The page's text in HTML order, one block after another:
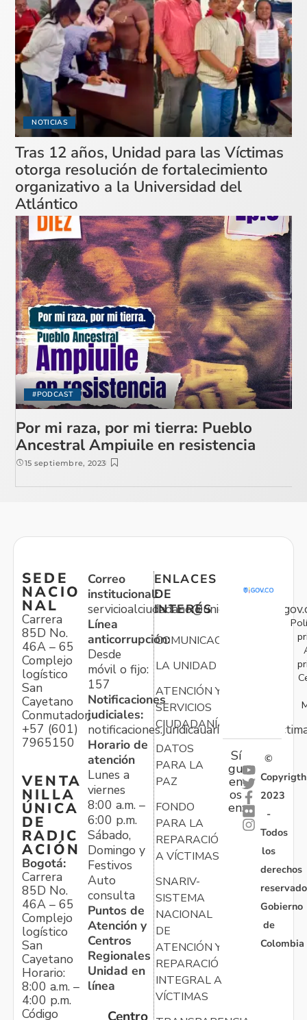
NOTICIAS
Tras 12 años, Unidad para las Víctimas
otorga resolución de fortalecimiento
organizativo a la Universidad del
Atlántico
#PODCAST
Por mi raza, por mi tierra: Pueblo
Ancestral Ampiuile en resistencia
15 septiembre, 2023
SEDE
NACIO
NAL
Carrera
85D No.
46A – 65
Complejo
logístico
San
Cayetano
Conmutador:
+57 (601)
7965150
VENTA
NILLA
ÚNICA
DE
RADIC
ACIÓN
Bogotá:
Carrera
85D No.
46A – 65
Complejo
logístico
San
Cayetano
Horario:
8:00 a.m. –
4:00 p.m.
Código
Correo
institucional:
Línea
anticorrupción:
Desde
móvil o fijo:
157
Notificaciones
judiciales:
Horario de
atención
Lunes a
viernes
8:00 a.m. –
6:00 p.m.
Sábado,
Domingo y
Festivos
Auto
consulta
Puntos de
Atención y
Centros
Regionales
Unidad en
línea
Centro
ENLACES
DE
INTERÉS
COMUNICACIONES
LA UNIDAD
ATENCIÓN Y
SERVICIOS
CIUDADANÍA
DATOS
PARA LA
PAZ
FONDO
PARA LA
REPARACIÓN
A VÍCTIMAS
SNARIV-
SISTEMA
NACIONAL
DE
ATENCIÓN Y
REPARACIÓN
INTEGRAL A
VÍCTIMAS
Sí
gu
en
os
en:
©
Copyrigth
2023
-
Todos
los
derechos
Gobierno
de
Colombia